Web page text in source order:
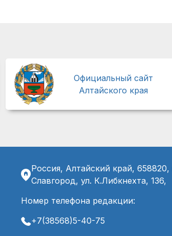
Официальный сайт
Алтайского края
Россия, Алтайский край, 658820,
Славгород, ул. К.Либкнехта, 136,
Номер телефона редакции:
+7(38568)5-40-75